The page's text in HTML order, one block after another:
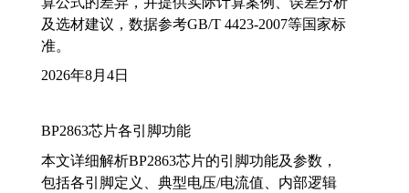
及选材建议，数据参考GB/T 4423-2007等国家标
准。
2026年8月4日
BP2863芯片各引脚功能
本文详细解析BP2863芯片的引脚功能及参数，
包括各引脚定义、典型电压/电流值、内部逻辑